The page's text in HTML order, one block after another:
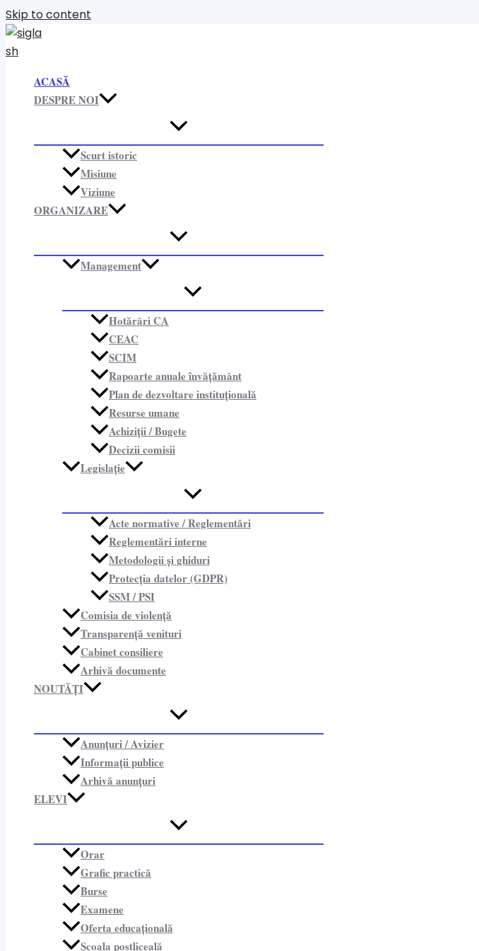
Skip to content
ACASĂ
DESPRE NOI
Scurt istoric
Misiune
Viziune
ORGANIZARE​
Management
Hotărâri CA
CEAC
SCIM
Rapoarte anuale învățământ
Plan de dezvoltare instituțională
Resurse umane
Achiziții / Bugete
Decizii comisii
Legislație
Acte normative / Reglementări
Reglementări interne
Metodologii și ghiduri
Protecția datelor (GDPR)
SSM / PSI
Comisia de violență
Transparență venituri
Cabinet consiliere​
Arhivă documente
NOUTĂȚI
Anunțuri / Avizier
Informații publice​
Arhivă anunțuri
ELEVI
Orar
Grafic practică
Burse
Examene
Oferta educațională
Școala postliceală